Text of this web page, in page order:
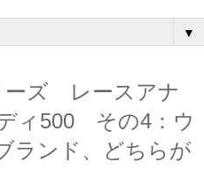
▼
ーズ レースアナ
ィ500 その4：ウ
ランド、どちらが